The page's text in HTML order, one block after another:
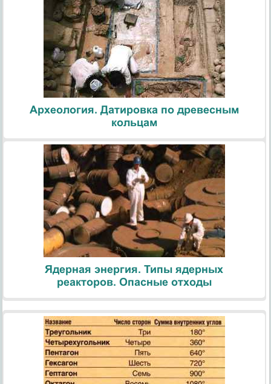
Археология. Датировка по древесным
кольцам
Ядерная энергия. Типы ядерных
реакторов. Опасные отходы